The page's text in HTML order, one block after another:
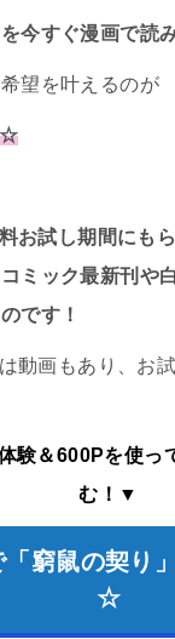
今すぐ漫画で読
望を叶えるのが
☆
お試し期間にも
ミック最新刊や
です！
動画もあり、お
験＆600Pを使っ
む！▼
「窮鼠の契り
☆